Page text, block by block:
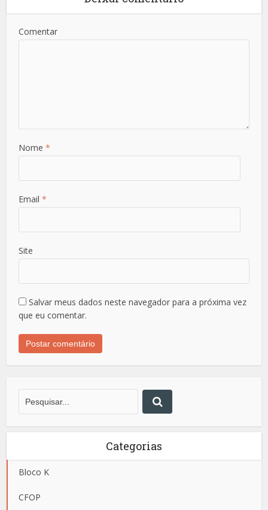
Comentar
Nome *
Email *
Site
Salvar meus dados neste navegador para a próxima vez
que eu comentar.
Categorias
Bloco K
CFOP